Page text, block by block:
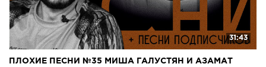
31:43
ПЛОХИЕ ПЕСНИ №35 МИША ГАЛУСТЯН И АЗАМАТ